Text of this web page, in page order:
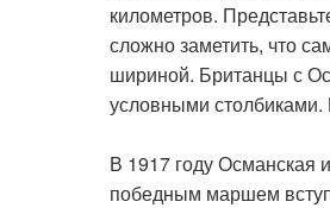
километров.
сложно заметить, что
шириной. Британцы с
условными столбиками.
В 1917 году Османская
победным маршем